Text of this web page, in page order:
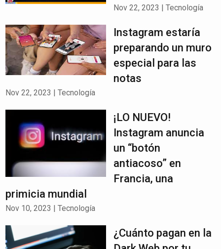
Nov 22, 2023 |Tecnología
Instagram estaría
preparando un muro
especial para las
notas
Nov 22, 2023 |Tecnología
¡LO NUEVO!
Instagram anuncia
un “botón
antiacoso” en
Francia, una
primicia mundial
Nov 10, 2023 |Tecnología
¿Cuánto pagan en la